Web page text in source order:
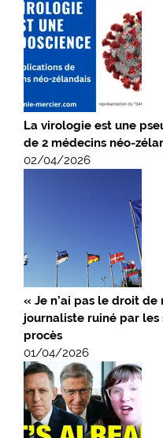
La virologie est une
de 2 médecins néo-
02/04/2026
« Je n’ai pas le droit
journaliste ruiné par les
procès
01/04/2026